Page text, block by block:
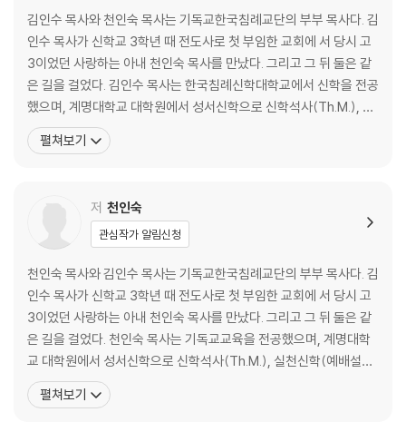
제2부 성령으로 사는 그리스도인 / 천인숙
09 불이 산을 이깁니다_사도행전 2장 1-14절
10 영적 주파수를 맞추세요_요한복음 4장 21-24절
11 마른 뼈도 하늘 군대가 됩니다_에스겔 37장 1-14절
12 한계 속에서 하나님을 만나는 삶_창세기 5장 28-32절
13 하나님의 기억에 의존하는 삶_창세기 8장 1-5절
15 한계를 넘어 사명으로 살아가는 삶_민수기 20장 22-29절
김인수 목사와 천인숙 목사는 기독교한국침례교단의 부부 목사다. 김
인수 목사가 신학교 3학년 때 전도사로 첫 부임한 교회에 서 당시 고
3이었던 사랑하는 아내 천인숙 목사를 만났다. 그리고 그 뒤 둘은 같
은 길을 걸었다. 김인수 목사는 한국침례신학대학교에서 신학을 전공
했으며, 계명대학교 대학원에서 성서신학으로 신학석사(Th.M.), 조
직신학으로 박사학위(Ph.D.)를 받았다. 현재 김인수 목사는 벧엘교
회 담임목사로, 천인숙 목사는 벧엘비전선교센터 원장으로 사역하고
펼쳐보기
저 천인숙
관심작가 알림신청
천인숙 목사와 김인수 목사는 기독교한국침례교단의 부부 목사다. 김
인수 목사가 신학교 3학년 때 전도사로 첫 부임한 교회에 서 당시 고
3이었던 사랑하는 아내 천인숙 목사를 만났다. 그리고 그 뒤 둘은 같
은 길을 걸었다. 천인숙 목사는 기독교교육을 전공했으며, 계명대학
교 대학원에서 성서신학으로 신학석사(Th.M.), 실천신학(예배설교
학)으로 박사과정(Ph.D.)을 수료했다. 현재 천인숙 목사는 벧엘비전
선교센터 원장으로, 김인수 목사는 벧엘교회 담임목사로 사역하고
펼쳐보기